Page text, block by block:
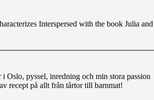
Interspersed with the book Julia and
Oslo, pyssel, inredning och min stora passion
recept på allt från tårtor till barnmat!